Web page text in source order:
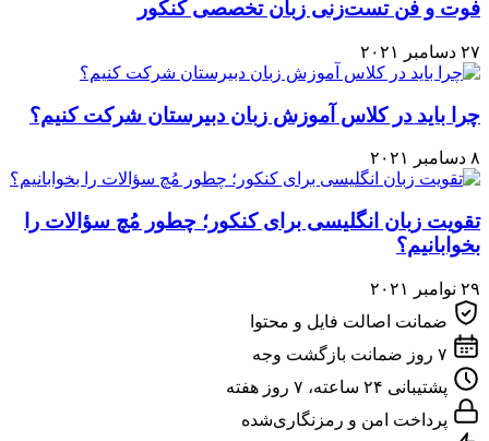
فوت و فن تست‌زنی زبان تخصصی کنکور
۲۷ دسامبر ۲۰۲۱
چرا باید در کلاس آموزش زبان دبیرستان شرکت کنیم؟
۸ دسامبر ۲۰۲۱
تقویت زبان انگلیسی برای کنکور؛ چطور مُچ سؤالات را
بخوابانیم؟
۲۹ نوامبر ۲۰۲۱
ضمانت اصالت فایل و محتوا
۷ روز ضمانت بازگشت وجه
پشتیبانی ۲۴ ساعته، ۷ روز هفته
پرداخت امن و رمزنگاری‌شده